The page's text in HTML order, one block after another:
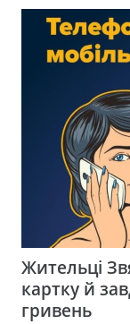
Жительці
картку й
гривень